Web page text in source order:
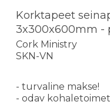
Korktapeet
3x300x600mm -
Cork Ministry
SKN-VN
- turvaline makse!
- odav